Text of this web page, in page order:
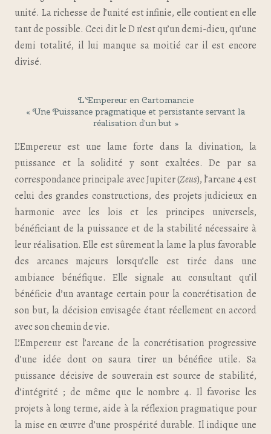
unité. La richesse de l’unité est infinie, elle contient en elle
tant de possible. Ceci dit le D n’est qu’un demi-dieu, qu’une
demi totalité, il lui manque sa moitié car il est encore
divisé.
L’Empereur en Cartomancie
« Une Puissance pragmatique et persistante servant la
réalisation d’un but »
L’Empereur est une lame forte dans la divination, la
puissance et la solidité y sont exaltées. De par sa
correspondance principale avec Jupiter (Zeus), l’arcane 4 est
celui des grandes constructions, des projets judicieux en
harmonie avec les lois et les principes universels,
bénéficiant de la puissance et de la stabilité nécessaire à
leur réalisation. Elle est sûrement la lame la plus favorable
des arcanes majeurs lorsqu’elle est tirée dans une
ambiance bénéfique. Elle signale au consultant qu’il
bénéficie d’un avantage certain pour la concrétisation de
son but, la décision envisagée étant réellement en accord
avec son chemin de vie.
L’Empereur est l’arcane de la concrétisation progressive
d’une idée dont on saura tirer un bénéfice utile. Sa
puissance décisive de souverain est source de stabilité,
d’intégrité ; de même que le nombre 4. Il favorise les
projets à long terme, aide à la réflexion pragmatique pour
la mise en œuvre d’une prospérité durable. Il indique une